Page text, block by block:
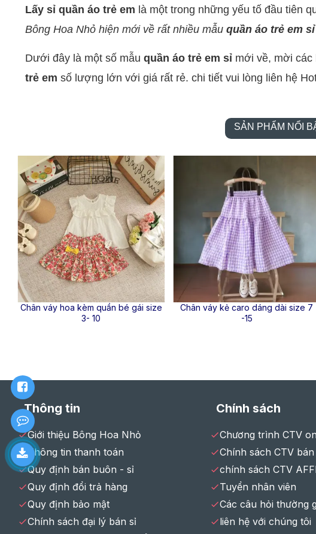
Lấy sỉ quần áo trẻ em là một trong những yếu tố đầu tiên
Bông Hoa Nhỏ hiện mới về rất nhiều mẫu quần áo trẻ em
Dưới đây là một số mẫu quần áo trẻ em sỉ mới về, mời các
trẻ em số lượng lớn với giá rất rẻ. chi tiết vui lòng liên hệ
SẢN PHẨM NỔI
Chân váy hoa kèm quần bé gái size
3- 10
Chân váy kẻ caro dáng dài size 7
-15
Thông tin
Giới thiệu Bông Hoa Nhỏ
Thông tin thanh toán
Quy định bán buôn - sỉ
Quy định đổi trả hàng
Quy định bảo mật
Chính sách đại lý bán sỉ
Chính sách
Chương trình CTV
Chính sách CTV
chính sách CTV
Tuyển nhân viên
Các câu hỏi thường
liên hệ với chúng tôi